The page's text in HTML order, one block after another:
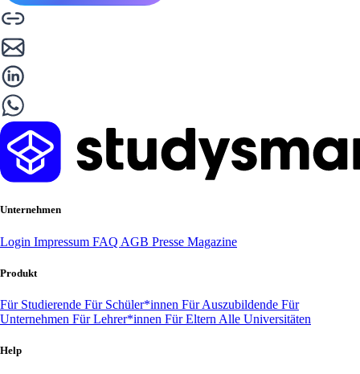
Unternehmen
Login Impressum FAQ AGB Presse Magazine
Produkt
Für Studierende Für Schüler*innen Für Auszubildende Für
Unternehmen Für Lehrer*innen Für Eltern Alle Universitäten
Help